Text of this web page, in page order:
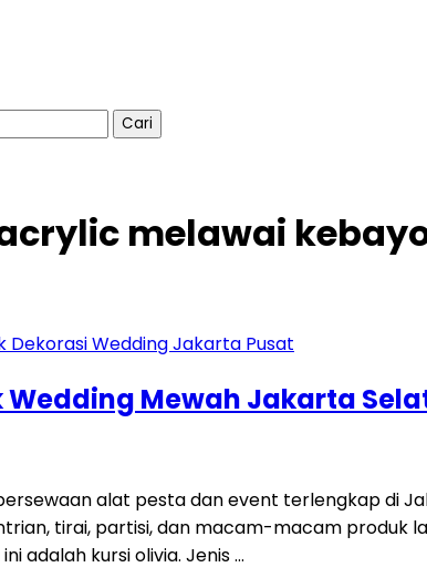
melawai
Wedding Mewah Jakarta
alat pesta dan event terlengkap di
tirai, partisi, dan macam-macam produk
adalah kursi olivia. Jenis …